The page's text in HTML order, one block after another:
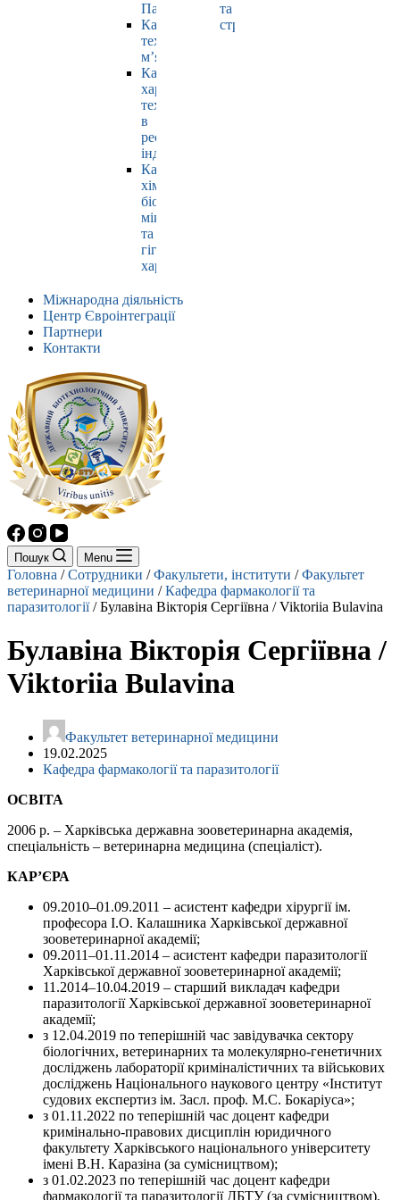
Павлюк
Кафедра
технології
м’яса
Кафедра
харчових
технологій
в
ресторанній
індустрії
Кафедра
хімії,
біохімії,
мікробіології
та
гігієни
харчування
та
страхування
Міжнародна діяльність
Центр Євроінтеграції
Партнери
Контакти
Пошук Menu
Головна /Сотрудники /Факультети, інститути /Факультет
ветеринарної медицини /Кафедра фармакології та
паразитології/Булавіна Вікторія Сергіївна / Viktoriia Bulavina
Булавіна Вікторія Сергіївна /
Viktoriia Bulavina
Факультет ветеринарної медицини
19.02.2025
Кафедра фармакології та паразитології
ОСВІТА
2006 р. – Харківська державна зооветеринарна академія,
спеціальність – ветеринарна медицина (спеціаліст).
КАР’ЄРА
09.2010–01.09.2011 – асистент кафедри хірургії ім.
професора І.О. Калашника Харківської державної
зооветеринарної академії;
09.2011–01.11.2014 – асистент кафедри паразитології
Харківської державної зооветеринарної академії;
11.2014–10.04.2019 – старший викладач кафедри
паразитології Харківської державної зооветеринарної
академії;
з 12.04.2019 по теперішній час завідувачка сектору
біологічних, ветеринарних та молекулярно-генетичних
досліджень лабораторії криміналістичних та військових
досліджень Національного наукового центру «Інститут
судових експертиз ім. Засл. проф. М.С. Бокаріуса»;
з 01.11.2022 по теперішній час доцент кафедри
кримінально-правових дисциплін юридичного
факультету Харківського національного університету
імені В.Н. Каразіна (за сумісництвом);
з 01.02.2023 по теперішній час доцент кафедри
фармакології та паразитології ДБТУ (за сумісництвом).